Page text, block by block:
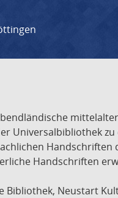
Universalbibliothek
Handschriften
Handschriften
Bibliothek, Neustart